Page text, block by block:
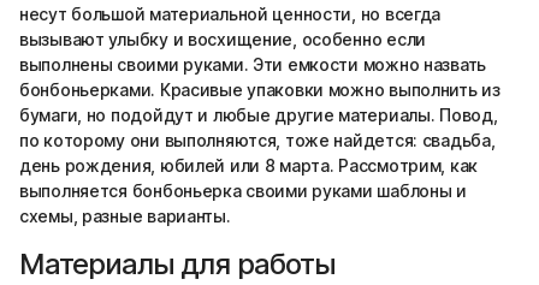
несут большой материальной ценности, но всегда
вызывают улыбку и восхищение, особенно если
выполнены своими руками. Эти емкости можно назвать
бонбоньерками. Красивые упаковки можно выполнить из
бумаги, но подойдут и любые другие материалы. Повод,
по которому они выполняются, тоже найдется: свадьба,
день рождения, юбилей или 8 марта. Рассмотрим, как
выполняется бонбоньерка своими руками шаблоны и
схемы, разные варианты.
Материалы для работы